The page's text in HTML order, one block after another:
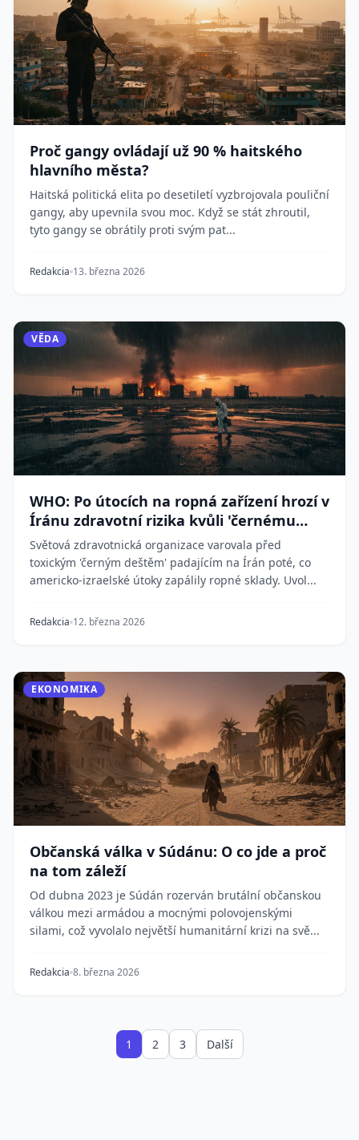
Proč gangy ovládají už 90 % haitského
hlavního města?
Haitská politická elita po desetiletí vyzbrojovala pouliční
gangy, aby upevnila svou moc. Když se stát zhroutil,
tyto gangy se obrátily proti svým pat...
Redakcia 13. března 2026
VĚDA
WHO: Po útocích na ropná zařízení hrozí v
Íránu zdravotní rizika kvůli 'černému
dešti'
Světová zdravotnická organizace varovala před
toxickým 'černým deštěm' padajícím na Írán poté, co
americko-izraelské útoky zapálily ropné sklady. Uvol...
Redakcia 12. března 2026
EKONOMIKA
Občanská válka v Súdánu: O co jde a proč
na tom záleží
Od dubna 2023 je Súdán rozerván brutální občanskou
válkou mezi armádou a mocnými polovojenskými
silami, což vyvolalo největší humanitární krizi na svě...
Redakcia 8. března 2026
1 2 3 Další